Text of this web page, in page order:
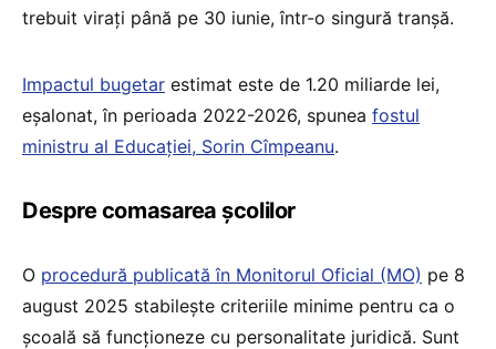
trebuit virați până pe 30 iunie, într-o singură tranșă.
Impactul bugetar estimat este de 1.20 miliarde lei,
eșalonat, în perioada 2022-2026, spunea fostul
ministru al Educației, Sorin Cîmpeanu.
Despre comasarea școlilor
O procedură publicată în Monitorul Oficial (MO) pe 8
august 2025 stabilește criteriile minime pentru ca o
școală să funcționeze cu personalitate juridică. Sunt